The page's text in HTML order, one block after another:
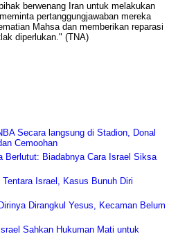
berwenang Iran untuk melakukan
pertanggungjawaban mereka
Mahsa dan memberikan reparasi
diperlukan." (TNA)
Secara langsung di Stadion, Donal
Cemoohan
Berlutut: Biadabnya Cara Israel Siksa
Israel, Kasus Bunuh Diri
Dirangkul Yesus, Kecaman Belum
Sahkan Hukuman Mati untuk